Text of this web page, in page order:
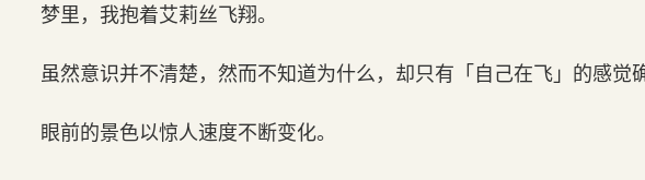
梦里，我抱着艾莉丝飞翔。
虽然意识并不清楚，然而不知道为什么，却只有「自己在飞」的感觉
眼前的景色以惊人速度不断变化。